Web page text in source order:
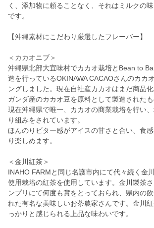
く、添加物に頼ることなく、それはミルクの
です。
【沖縄素材にこだわり厳選したフレーバー】
＜カカオニブ＞
沖縄県北部大宜味村でカカオ栽培とBean to
造を行っているOKINAWA CACAOさんのカカ
ングしました。現在自社産カカオはまだ商品
ガンダ産のカカオ豆を原料として製造されたも
現在沖縄県で唯一、カカオの商業栽培を行い
り組みをされています。
ほんのりビター感がアイスの甘さと合い、食
り楽しめます。
＜金川紅茶＞
INAHO FARMと同じ名護市内にて代々続く金
使用栽培の紅茶を使用しています。金川製茶
ンプリにて何度も賞をとっておられ、県内の
れた有名な美味しいお茶農家さんです。金川
っかりと感じられる上品な味わいです。